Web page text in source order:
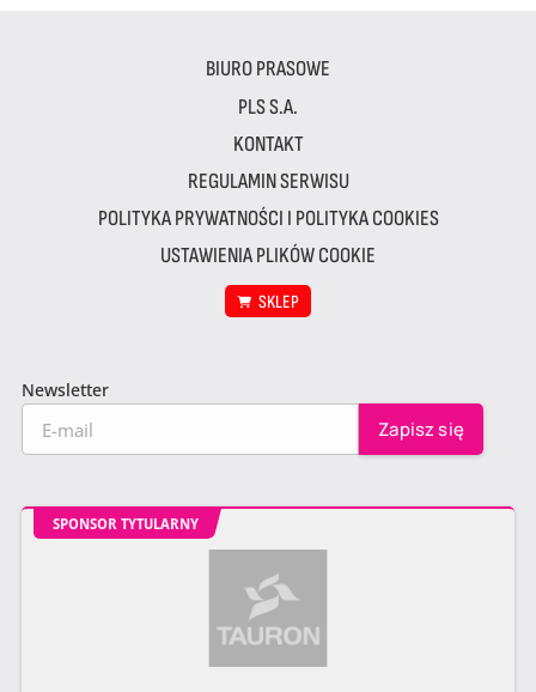
BIURO PRASOWE
PLS S.A.
KONTAKT
REGULAMIN SERWISU
POLITYKA PRYWATNOŚCI I POLITYKA COOKIES
USTAWIENIA PLIKÓW COOKIE
SKLEP
Newsletter
SPONSOR TYTULARNY